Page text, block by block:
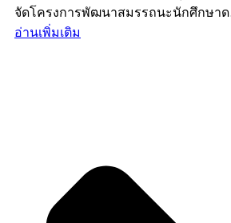
จัดโครงการพัฒนาสมรรถนะนักศึกษา
อ่านเพิ่มเติม